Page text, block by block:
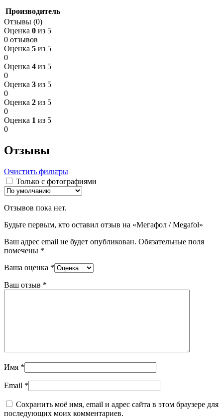
Производитель
Отзывы (0)
Оценка 0 из 5
0 отзывов
Оценка 5 из 5
0
Оценка 4 из 5
0
Оценка 3 из 5
0
Оценка 2 из 5
0
Оценка 1 из 5
0
Отзывы
Очистить фильтры
Только с фотографиями
Отзывов пока нет.
Будьте первым, кто оставил отзыв на «Мегафол / Megafol»
Ваш адрес email не будет опубликован. Обязательные поля
помечены *
Ваша оценка *
Ваш отзыв *
Имя *
Email *
Сохранить моё имя, email и адрес сайта в этом браузере для
последующих моих комментариев.